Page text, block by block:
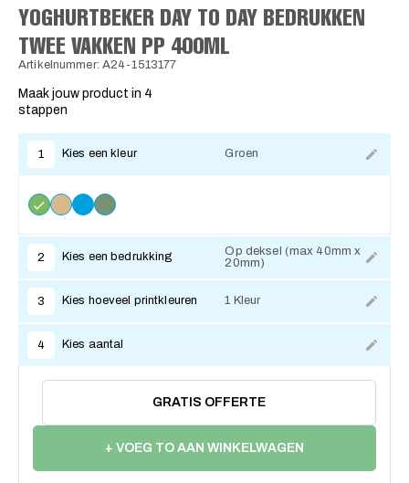
YOGHURTBEKER DAY TO DAY BEDRUKKEN
TWEE VAKKEN PP 400ML
Artikelnummer: A24-1513177
Maak jouw product in 4
stappen
1 Kies een kleur Groen
2 Kies een bedrukking
Op deksel (max 40mm x
20mm)
3 Kies hoeveel printkleuren 1 Kleur
4 Kies aantal
GRATIS OFFERTE
+ VOEG TO AAN WINKELWAGEN